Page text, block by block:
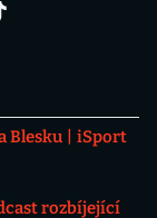
Blesku
iSport
rozbíjející